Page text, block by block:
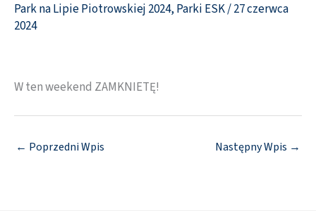
Park na Lipie Piotrowskiej 2024, Parki ESK/27 czerwca
2024
W ten weekend ZAMKNIETĘ!
← Poprzedni Wpis Następny Wpis →